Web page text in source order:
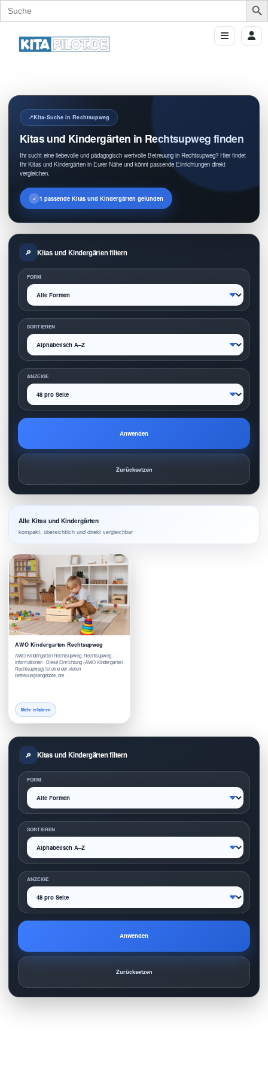
Search
for:
Kita-Suche in Rechtsupweg
Kitas und Kindergärten in Rechtsupweg finden
Ihr sucht eine liebevolle und pädagogisch wertvolle Betreuung in Rechtsupweg? Hier findet
Ihr Kitas und Kindergärten in Eurer Nähe und könnt passende Einrichtungen direkt
vergleichen.
1 passende Kitas und Kindergärten gefunden
Kitas und Kindergärten filtern
FORM
SORTIEREN
ANZEIGE
Anwenden
Zurücksetzen
Alle Kitas und Kindergärten
kompakt, übersichtlich und direkt vergleichbar
AWO Kindergarten Rechtsupweg
AWO Kindergarten Rechtsupweg, Rechtsupweg -
Informationen Diese Einrichtung (AWO Kindergarten
Rechtsupweg) ist eine der vielen
Betreuungsangebote, die …
Mehr erfahren
Kitas und Kindergärten filtern
FORM
SORTIEREN
ANZEIGE
Anwenden
Zurücksetzen